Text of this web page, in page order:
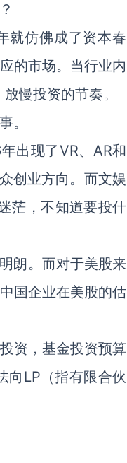
就仿佛成了资本春
的市场。当行业内
慢投资的节奏。
。
出现了VR、AR和
创业方向。而文娱
茫，不知道要投什
朗。而对于美股来
国企业在美股的估
资，基金投资预算
向LP（指有限合伙